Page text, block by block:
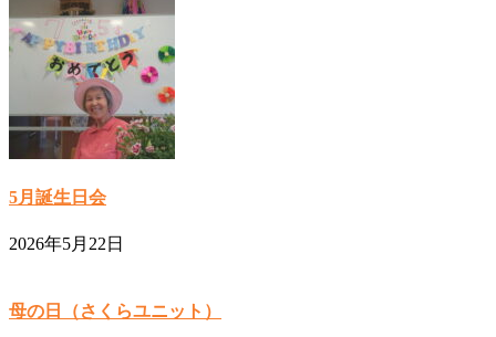
5月誕生日会
2026年5月22日
母の日（さくらユニット）